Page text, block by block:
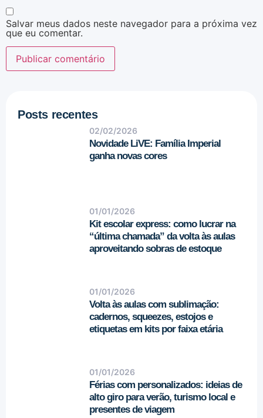
Salvar meus dados neste navegador para a próxima vez
que eu comentar.
Posts recentes
02/02/2026
Novidade LiVE: Família Imperial
ganha novas cores
01/01/2026
Kit escolar express: como lucrar na
“última chamada” da volta às aulas
aproveitando sobras de estoque
01/01/2026
Volta às aulas com sublimação:
cadernos, squeezes, estojos e
etiquetas em kits por faixa etária
01/01/2026
Férias com personalizados: ideias de
alto giro para verão, turismo local e
presentes de viagem